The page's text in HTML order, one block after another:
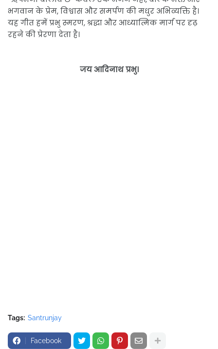
भगवान के प्रेम, विश्वास और समर्पण की मधुर अभिव्यक्ति है।
यह गीत हमें प्रभु स्मरण, श्रद्धा और आध्यात्मिक मार्ग पर दृढ़
रहने की प्रेरणा देता है।
जय आदिनाथ प्रभु।
Tags: Santrunjay
Facebook